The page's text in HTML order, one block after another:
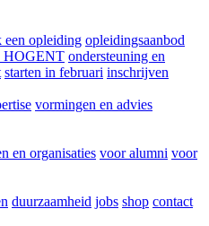
een opleiding opleidingsaanbod
HOGENT ondersteuning en
starten in februari inschrijven
vormingen en advies
en organisaties voor alumni voor
duurzaamheid jobs shop contact